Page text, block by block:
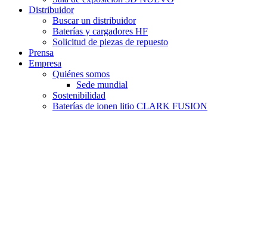
Distribuidor
Buscar un distribuidor
Baterías y cargadores HF
Solicitud de piezas de repuesto
Prensa
Empresa
Quiénes somos
Sede mundial
Sostenibilidad
Baterías de ionen litio CLARK FUSION